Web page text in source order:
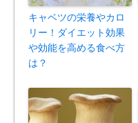
キャベツの栄養やカロ
リー！ダイエット効果
や効能を高める食べ方
は？